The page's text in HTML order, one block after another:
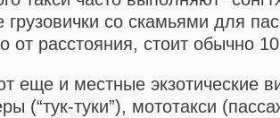
грузовички со скамьями для
от расстояния, стоит обычно
еще и местные экзотические
(“тук-туки”), мототакси